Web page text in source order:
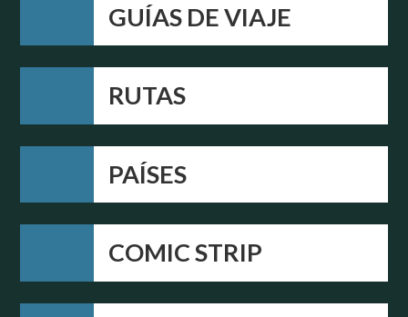
GUÍAS DE VIAJE
RUTAS
PAÍSES
COMIC STRIP